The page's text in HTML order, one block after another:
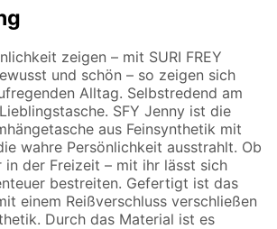
zeigen – mit SURI FREY
und schön – so zeigen sich
Alltag. Selbstredend am
SFY Jenny ist die
aus Feinsynthetik mit
wahre Persönlichkeit ausstrahlt. Ob
in der Freizeit – mit ihr lässt sich
bestreiten. Gefertigt ist das
einem Reißverschluss verschließen
Durch das Material ist es